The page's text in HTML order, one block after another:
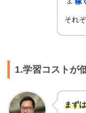
それ
1.学習コストが
まず